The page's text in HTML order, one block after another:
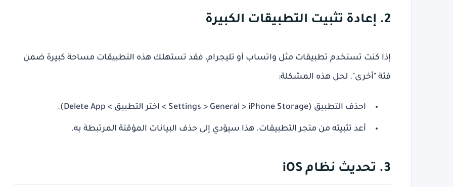
2. إعادة تثبيت التطبيقات الكبيرة
إذا كنت تستخدم تطبيقات مثل واتساب أو تليجرام، فقد تستهلك هذه التطبيقات مساحة كبيرة ضمن
فئة "أخرى". لحل هذه المشكلة:
احذف التطبيق (Settings > General > iPhone Storage > اختر التطبيق > Delete App).
أعد تثبيته من متجر التطبيقات. هذا سيؤدي إلى حذف البيانات المؤقتة المرتبطة به.
3. تحديث نظام iOS